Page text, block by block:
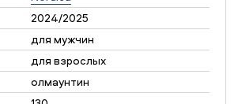
2024/2025
для мужчин
для взрослых
олмаунтин